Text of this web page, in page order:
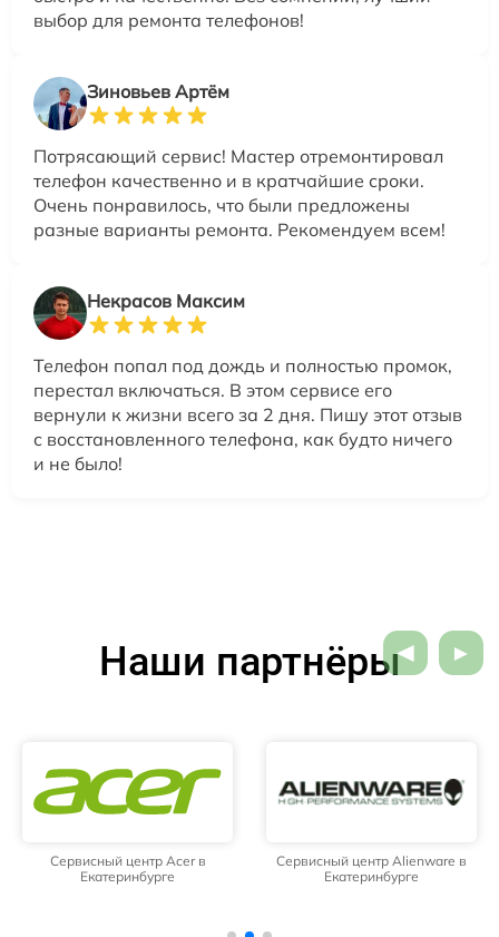
выбор для ремонта телефонов!
Зиновьев Артём
Потрясающий сервис! Мастер отремонтировал
телефон качественно и в кратчайшие сроки.
Очень понравилось, что были предложены
разные варианты ремонта. Рекомендуем всем!
Некрасов Максим
Телефон попал под дождь и полностью промок,
перестал включаться. В этом сервисе его
вернули к жизни всего за 2 дня. Пишу этот отзыв
с восстановленного телефона, как будто ничего
и не было!
Наши партнёры
Сервисный центр Acer в
Екатеринбурге
Сервисный центр Alienware в
Екатеринбурге